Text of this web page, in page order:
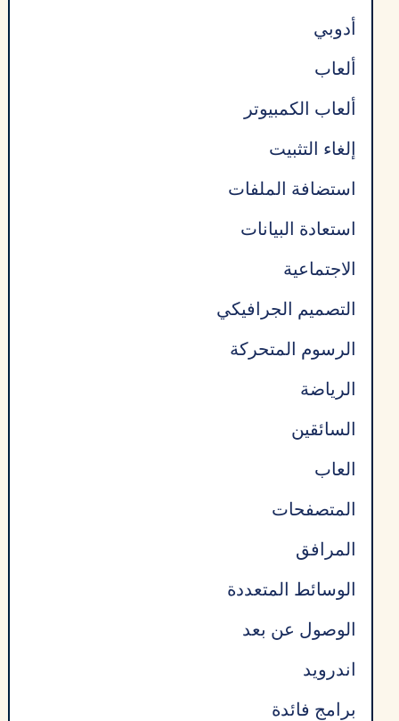
أدوبي
ألعاب
ألعاب الكمبيوتر
إلغاء التثبيت
استضافة الملفات
استعادة البيانات
الاجتماعية
التصميم الجرافيكي
الرسوم المتحركة
الرياضة
السائقين
العاب
المتصفحات
المرافق
الوسائط المتعددة
الوصول عن بعد
اندرويد
برامج فائدة